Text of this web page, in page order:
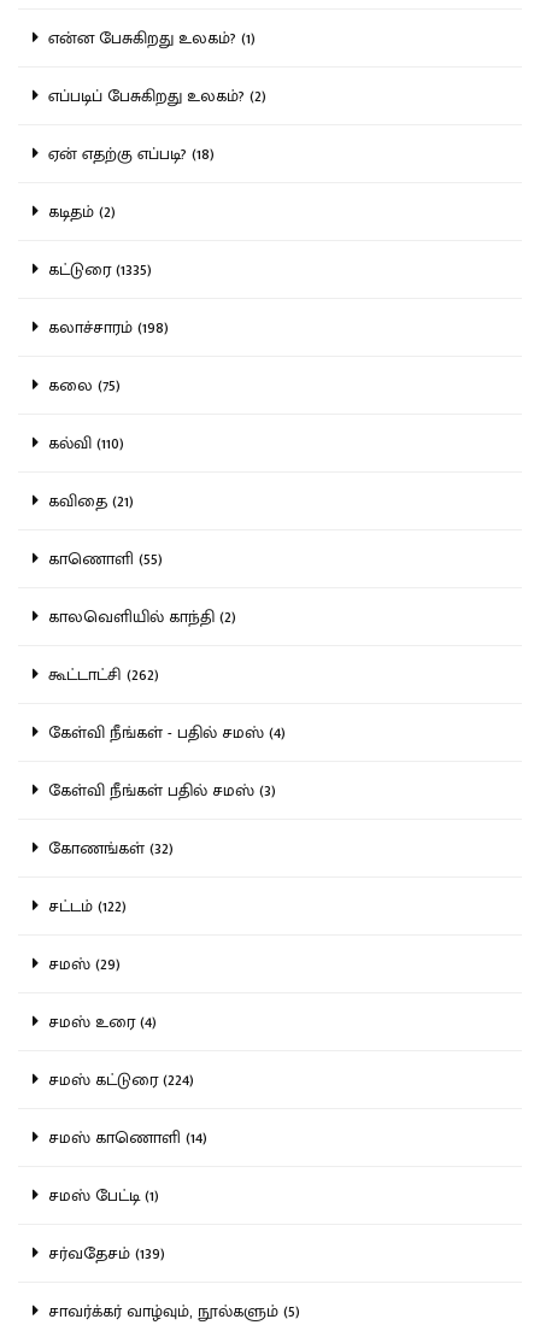
என்ன பேசுகிறது உலகம்? (1)
எப்படிப் பேசுகிறது உலகம்? (2)
ஏன் எதற்கு எப்படி? (18)
கடிதம் (2)
கட்டுரை (1335)
கலாச்சாரம் (198)
கலை (75)
கல்வி (110)
கவிதை (21)
காணொளி (55)
காலவெளியில் காந்தி (2)
கூட்டாட்சி (262)
கேள்வி நீங்கள் - பதில் சமஸ் (4)
கேள்வி நீங்கள் பதில் சமஸ் (3)
கோணங்கள் (32)
சட்டம் (122)
சமஸ் (29)
சமஸ் உரை (4)
சமஸ் கட்டுரை (224)
சமஸ் காணொளி (14)
சமஸ் பேட்டி (1)
சர்வதேசம் (139)
சாவர்க்கர் வாழ்வும், நூல்களும் (5)